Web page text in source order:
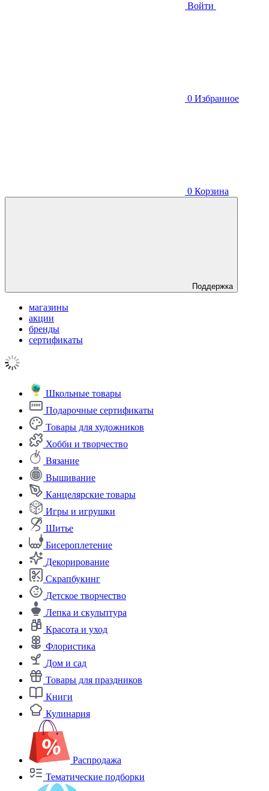
Войти
0 Избранное
0 Корзина
Поддержка
магазины
акции
бренды
сертификаты
Школьные товары
Подарочные сертификаты
Товары для художников
Хобби и творчество
Вязание
Вышивание
Канцелярские товары
Игры и игрушки
Шитье
Бисероплетение
Декорирование
Скрапбукинг
Детское творчество
Лепка и скульптура
Красота и уход
Флористика
Дом и сад
Товары для праздников
Книги
Кулинария
Распродажа
Тематические подборки